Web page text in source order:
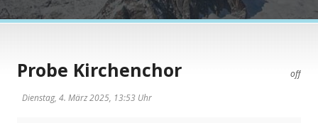
off
Probe Kirchenchor
Dienstag, 4. März 2025, 13:53 Uhr